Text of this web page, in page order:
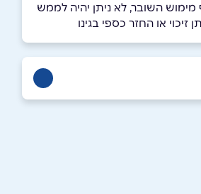
השובר, לא ניתן יהיה לממש
זיכוי או החזר כספי בגינו